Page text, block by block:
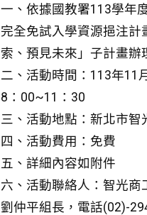
一、依據國教署113學年
完全免試入學資源挹注計
索、預見未來」子計畫辦
二、活動時間：113年11
8：00~11：30
三、活動地點：新北市智
四、活動費用：免費
五、詳細內容如附件
六、活動聯絡人：智光商
劉仲平組長，電話(02)-